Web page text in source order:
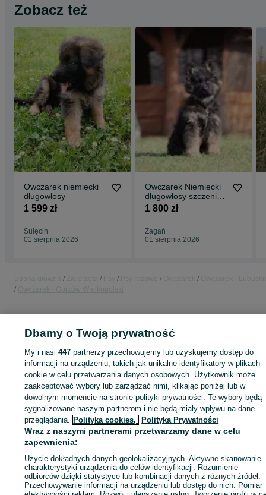
Zobacz też
Owczarek niemiecki
długowłosy
1 599 zł
Sulęcin
01 sierpnia 2026
Owczarek Niemiecki
długowłosy szczeniak
suczka
1 800 zł
Żagań
01 sierpnia 2026
1050983699 Wyświetlenia:
Zaloguj się lub załóż konto na OLX, aby skontaktować się z
sprzedającym
Zaloguj się / Załóż konto
Zadzwoń / SMS Wyślij wiadomość
Dbamy o Twoją prywatność
My i nasi447 partnerzy przechowujemy lub uzyskujemy dostęp do
informacji na urządzeniu, takich jak unikalne identyfikatory w plikach
cookie w celu przetwarzania danych osobowych. Użytkownik może
zaakceptować wybory lub zarządzać nimi, klikając poniżej lub w
dowolnym momencie na stronie polityki prywatności. Te wybory będą
sygnalizowane naszym partnerom i nie będą miały wpływu na dane
przeglądania. Polityka cookies, Polityka Prywatności
Wraz z naszymi partnerami przetwarzamy dane w celu
zapewnienia:
Użycie dokładnych danych geolokalizacyjnych. Aktywne skanowanie
charakterystyki urządzenia do celów identyfikacji. Rozumienie
odbiorców dzięki statystyce lub kombinacji danych z różnych źródeł.
Przechowywanie informacji na urządzeniu lub dostęp do nich. Pomiar